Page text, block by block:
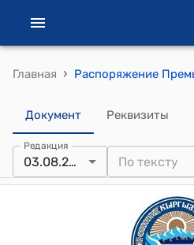
Главная ›
Документ Реквизиты
Редакция
03.08.2011